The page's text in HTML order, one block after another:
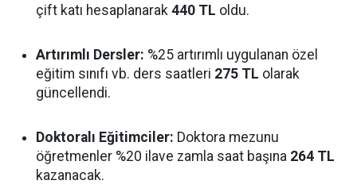
çift katı hesaplanarak 440 TL oldu.
Artırımlı Dersler: %25 artırımlı uygulanan özel
eğitim sınıfı vb. ders saatleri 275 TL olarak
güncellendi.
Doktoralı Eğitimciler: Doktora mezunu
öğretmenler %20 ilave zamla saat başına 264 TL
kazanacak.